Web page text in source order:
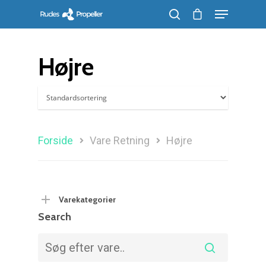
Søg efter et produkt, og tryk på enter
Højre
Forside Vare Retning Højre
Varekategorier
Search